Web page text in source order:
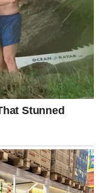
istog
njegu kože,
može uzrokovati:
i psorijaze,